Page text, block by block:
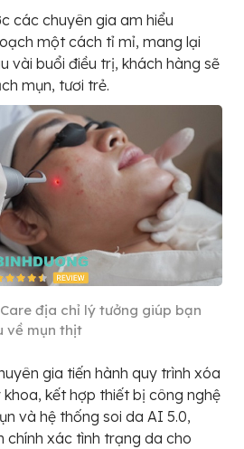
các chuyên gia am hiểu
một cách tỉ mỉ, mang lại
vài buổi điều trị, khách hàng sẽ
mụn, tươi trẻ.
địa chỉ lý tưởng giúp bạn
về mụn thịt
gia tiến hành quy trình xóa
kết hợp thiết bị công nghệ
và hệ thống soi da AI 5.0,
xác tình trạng da cho